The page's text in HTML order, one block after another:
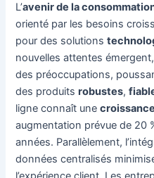
L’avenir de la
orienté par les besoins
pour des solutions
nouvelles attentes
des préoccupations,
des produitsrobustes,
ligne connaît unecroissance
augmentation prévue de 20
années. Parallèlement,
données centralisés